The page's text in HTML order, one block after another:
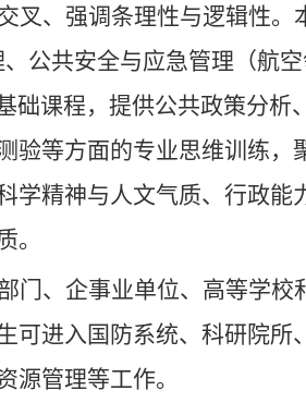
叉、强调条理性与逻辑性。
公共安全与应急管理（航
础课程，提供公共政策分析
验等方面的专业思维训练，
学精神与人文气质、行政能
。
门、企事业单位、高等学校
可进入国防系统、科研院所
源管理等工作。